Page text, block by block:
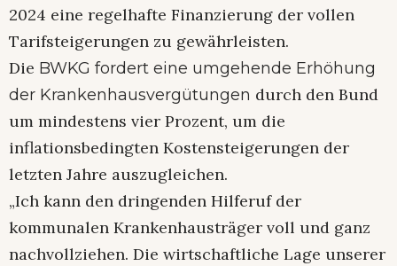
2024 eine regelhafte Finanzierung der vollen
Tarifsteigerungen zu gewährleisten.
Die BWKG fordert eine umgehende Erhöhung
der Krankenhausvergütungen durch den Bund
um mindestens vier Prozent, um die
inflationsbedingten Kostensteigerungen der
letzten Jahre auszugleichen.
„Ich kann den dringenden Hilferuf der
kommunalen Krankenhausträger voll und ganz
nachvollziehen. Die wirtschaftliche Lage unserer